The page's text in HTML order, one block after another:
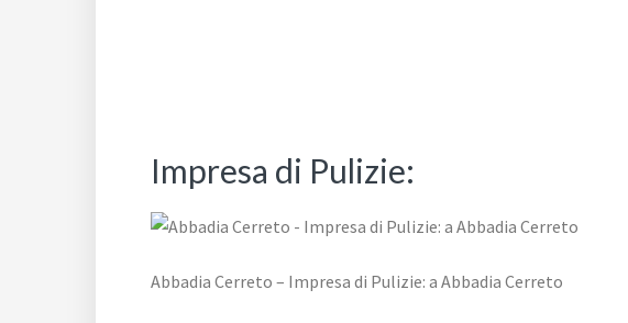
Impresa di Pulizie:
Abbadia Cerreto – Impresa di Pulizie: a Abbadia Cerreto